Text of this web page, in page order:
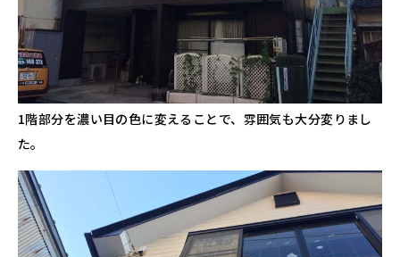
1階部分を濃い目の色に変えることで、雰囲気も大分変りまし
た。